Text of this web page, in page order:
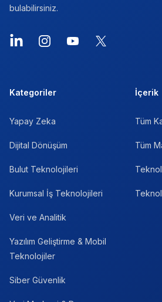
bulabilirsiniz.
LinkedInInstagramYouTube
X
Kategoriler
Yapay Zeka
Dijital Dönüşüm
Bulut Teknolojileri
Kurumsal İş Teknolojileri
Veri ve Analitik
Yazılım Geliştirme & Mobil
Teknolojiler
Siber Güvenlik
İçerik
Tüm
Tüm